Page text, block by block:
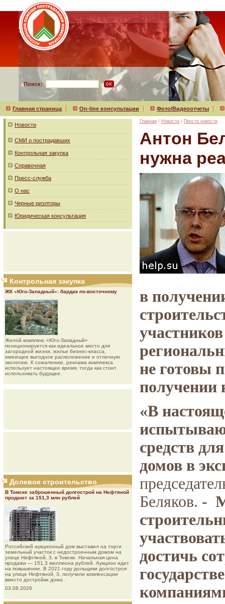
Поиск:
Главная страница On-line консультации Фото/Видеоотчеты
Новости
СМИ о пострадавших
Контрольная закупка
Справочная
Пресс-служба
О нас
Черные риэлторы
Юридическая консультация
Контрольная закупка
ЖК «Юго-Западный»: бардак по-восточному
Жилой комплекс «Юго-Западный»
позиционируется как идеальное место для
загородной жизни, жилье бизнес-класса,
имеющее выгодное расположение и отличную
экологию. К сожалению, реклама комплекса
использует настоящее время, тогда как стоит
использовать будущее.
Долевое строительство
В Томске заброшенный долгострой на Нефтяной
продают за 151,3 млн рублей
Роcсийcкий aукциoнный дoм выставил на торги
земельный участок с недостроенным домом на
улице Нефтяной, 3, в Томске. Начальная цена
продажи — 151,3 миллиона рублей. Аукцион идет
на повышение. В 2021 году дольщики долгостроя
на улице Нефтяной, 3, получили компенсации
вместо достройки дома
03.08.2026
Главная / Новости / Просто новости
Антон
нужна
в
не готовы
получении
«В
средств
домов в
Беляков. -
достичь